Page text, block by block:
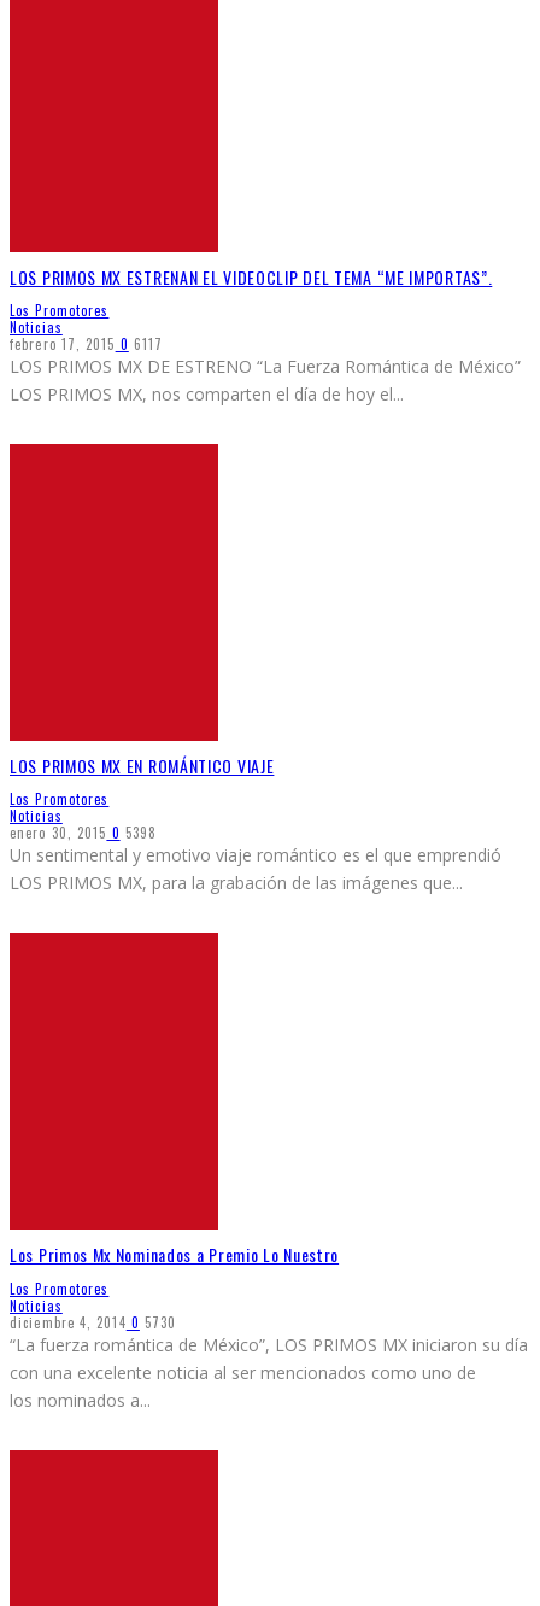
LOS PRIMOS MX ESTRENAN EL VIDEOCLIP DEL TEMA “ME IMPORTAS”.
Los Promotores
Noticias
febrero 17, 2015 0 6117
LOS PRIMOS MX DE ESTRENO “La Fuerza Romántica de México”
LOS PRIMOS MX, nos comparten el día de hoy el...
LOS PRIMOS MX EN ROMÁNTICO VIAJE
Los Promotores
Noticias
enero 30, 2015 0 5398
Un sentimental y emotivo viaje romántico es el que emprendió
LOS PRIMOS MX, para la grabación de las imágenes que...
Los Primos Mx Nominados a Premio Lo Nuestro
Los Promotores
Noticias
diciembre 4, 2014 0 5730
“La fuerza romántica de México”, LOS PRIMOS MX iniciaron su día
con una excelente noticia al ser mencionados como uno de
los nominados a...